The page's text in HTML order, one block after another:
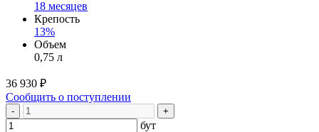
18 месяцев
Крепость
13%
Объем
0,75 л
36 930 ₽
Сообщить о поступлении
- +
бут